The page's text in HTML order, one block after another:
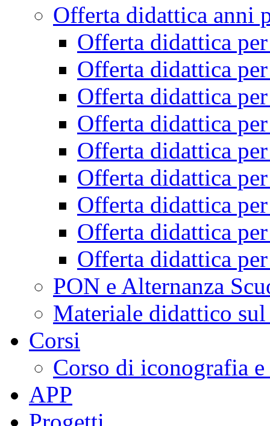
Offerta didattica anni
Offerta didattica
Offerta didattica
Offerta didattica
Offerta didattica
Offerta didattica
Offerta didattica
Offerta didattica
Offerta didattica
Offerta didattica
PON e Alternanza
Materiale didattico
Corsi
Corso di iconografia
APP